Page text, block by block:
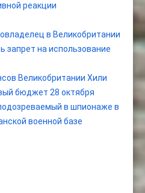
реакции
в Великобритании
запрет на использование
Великобритании Хили
бюджет 28 октября
в шпионаже в
военной базе